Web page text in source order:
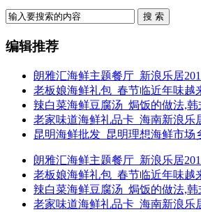
搜 索
编辑推荐
朗雅汇海鲜主题餐厅_新浪乐居201
老板娘海鲜礼包_春节临近年味越
辣白菜海鲜豆腐汤_焗饭的做法,韩
老家味道海鲜礼品卡_海南新浪乐
昆明海鲜批发_昆明理想海鲜市场
朗雅汇海鲜主题餐厅_新浪乐居
老板娘海鲜礼包_春节临近年味越
辣白菜海鲜豆腐汤_焗饭的做法,韩
老家味道海鲜礼品卡_海南新浪乐